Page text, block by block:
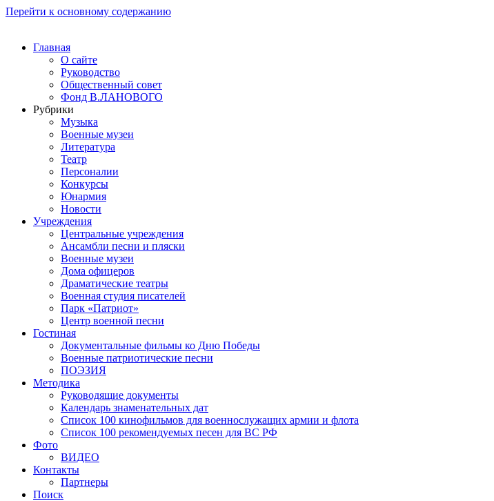
Перейти к основному содержанию
Главная
О сайте
Руководство
Общественный совет
Фонд В.ЛАНОВОГО
Рубрики
Музыка
Военные музеи
Литература
Театр
Персоналии
Конкурсы
Юнармия
Новости
Учреждения
Центральные учреждения
Ансамбли песни и пляски
Военные музеи
Дома офицеров
Драматические театры
Военная студия писателей
Парк «Патриот»
Центр военной песни
Гостиная
Документальные фильмы ко Дню Победы
Военные патриотические песни
ПОЭЗИЯ
Методика
Руководящие документы
Календарь знаменательных дат
Список 100 кинофильмов для военнослужащих армии и флота
Список 100 рекомендуемых песен для ВС РФ
Фото
ВИДЕО
Контакты
Партнеры
Поиск